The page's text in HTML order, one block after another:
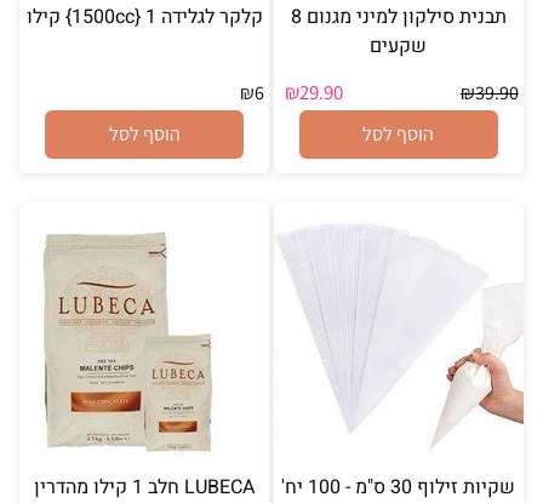
תבנית סילקון למיני מגנום 8
שקעים
₪39.90
₪29.90
הוסף לסל
קלקר לגלידה 1500cc} 1} קילו
₪6
הוסף לסל
שקיות זילוף 30 ס"מ - 100 יח' LUBECA חלב 1 קילו מהדרין